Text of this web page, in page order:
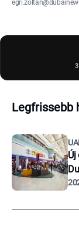
Legfrissebb
Új